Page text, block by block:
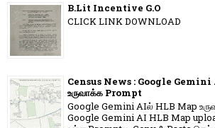
B.Lit Incentive G.O
CLICK LINK DOWNLOAD
Census News : Google
உருவாக்க Prompt
Google Gemini AIல் HLB Map
Google Gemini AI HLB Map